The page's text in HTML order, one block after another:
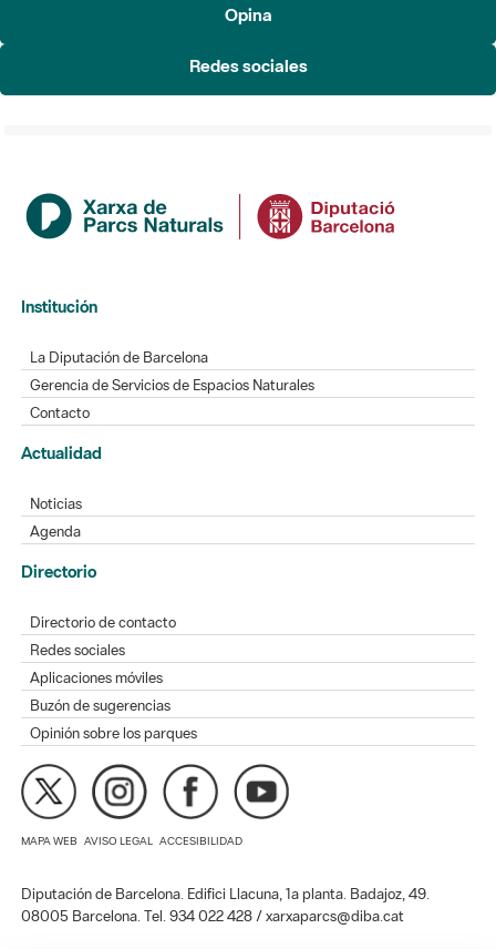
Opina
Redes sociales
Institución
La Diputación de Barcelona
Gerencia de Servicios de Espacios Naturales
Contacto
Actualidad
Noticias
Agenda
Directorio
Directorio de contacto
Redes sociales
Aplicaciones móviles
Buzón de sugerencias
Opinión sobre los parques
MAPA WEB AVISO LEGAL ACCESIBILIDAD
Diputación de Barcelona. Edifici Llacuna, 1a planta. Badajoz, 49.
08005 Barcelona. Tel. 934 022 428 / xarxaparcs@diba.cat